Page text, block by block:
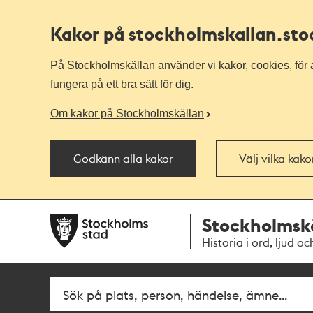
Kakor på stockholmskallan
På Stockholmskällan använder vi kakor, cookies,
fungera på ett bra sätt för dig.
Om kakor på Stockholmskällan
Godkänn alla kakor Välj vilka
navigationen
huvudinnehållet
Historia i ord, ljud
Fritextsök